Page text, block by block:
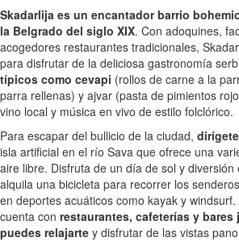
Skadarlija es un encantador barrio
la Belgrado del siglo XIX. Con adoquines,
acogedores restaurantes tradicionales,
para disfrutar de la deliciosa gastronomía
típicos como cevapi (rollos de carne a la
parra rellenas) y ajvar (pasta de pimientos
vino local y música en vivo de estilo folclórico.
Para escapar del bullicio de la ciudad,
isla artificial en el río Sava que ofrece una
aire libre. Disfruta de un día de sol y
alquila una bicicleta para recorrer los
en deportes acuáticos como kayak y
cuenta con restaurantes, cafeterías y
puedes relajarte y disfrutar de las vistas